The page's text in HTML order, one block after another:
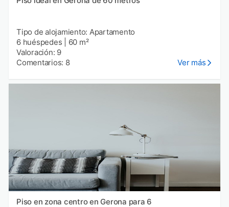
Tipo de alojamiento: Apartamento
6 huéspedes
60 m²
Valoración: 9
Comentarios: 8
Ver más
Piso en zona centro en Gerona para 6